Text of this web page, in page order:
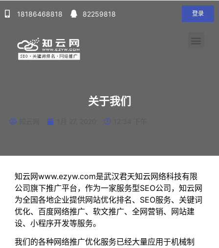
18186468818 82259818 登录
关于我们
知云网www.ezyw.com是武汉君天知云网络科技有限
公司旗下推广平台，作为一家服务型SEO公司，知云网
为全国各地企业提供网站优化排名、SEO服务、关键词
优化、百度网络推广、软文推广、全网营销、网站建
设、小程序开发等服务。
我们的各种网络推广优化服务已经大量应用于机械制